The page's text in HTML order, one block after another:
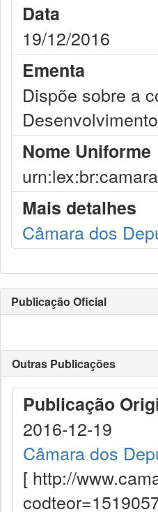
Data
19/12/2016
Ementa
Dispõe sobre a
Nome Uniforme
Mais detalhes
Câmara dos
Publicação Oficial
Outras Publicações
Publicação
2016-12-19
Câmara dos
[ http://